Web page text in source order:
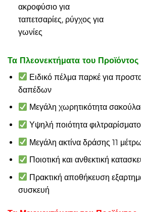
ακροφύσιο για
ταπετσαρίες, ρύγχος για
γωνίες
Τα Πλεονεκτήματα του Προϊόντος
Ειδικό πέλμα παρκέ για
δαπέδων
Μεγάλη χωρητικότητα
Υψηλή ποιότητα
Μεγάλη ακτίνα δράσης 11
Ποιοτική και ανθεκτική
Πρακτική αποθήκευση
συσκευή